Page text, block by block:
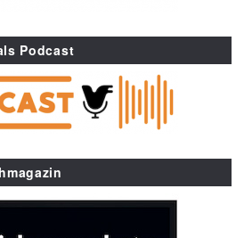
Podcast